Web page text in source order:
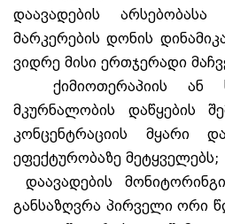
დაავადების არსებობასა
მარკერების დონის
ვიდრე მისი ერთჯერადი
ქიმიოთერაპიის ან
მკურნალობის დაწყების
კონცენტრაციის მყარი
ეფექტურობაზე მეტყველებს;
დაავადების
განსაზღვრა პირველი ორი